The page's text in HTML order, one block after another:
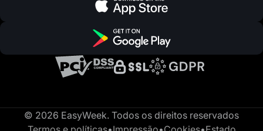
© 2026 EasyWeek. Todos os direitos reservados